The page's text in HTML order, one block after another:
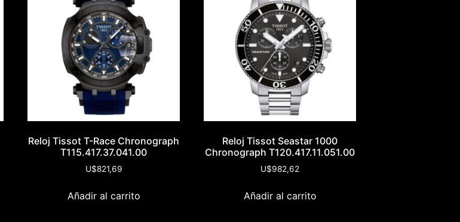
Reloj Tissot T-Race Chronograph
T115.417.37.041.00
U$821,69
Añadir al carrito
Reloj Tissot Seastar 1000
Chronograph T120.417.11.051.00
U$982,62
Añadir al carrito